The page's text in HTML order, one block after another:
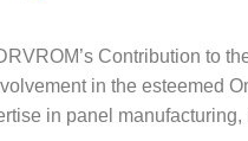
Contribution to
in the esteemed
in panel